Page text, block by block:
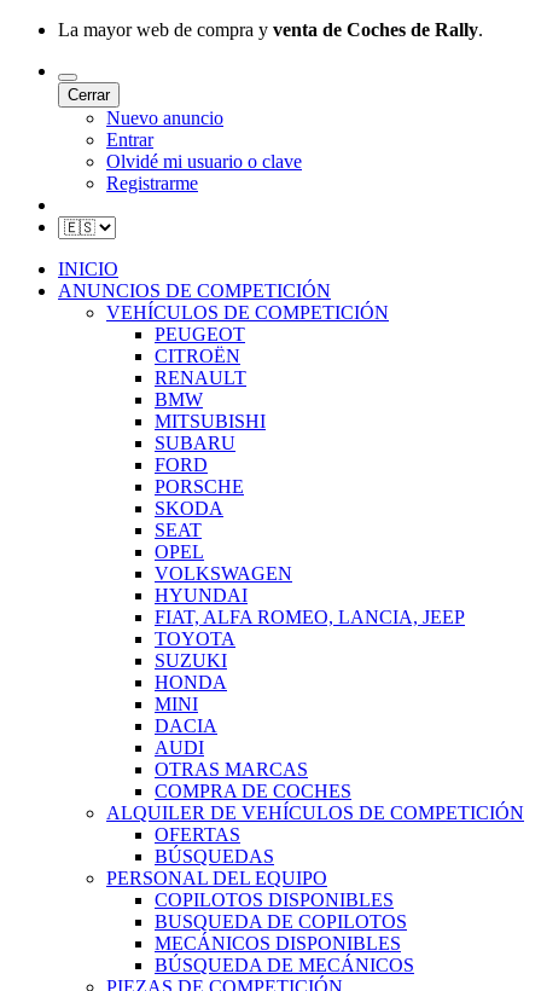
La mayor web de compra y venta de Coches de Rally.
Cerrar
Nuevo anuncio
Entrar
Olvidé mi usuario o clave
Registrarme
INICIO
ANUNCIOS DE COMPETICIÓN
VEHÍCULOS DE COMPETICIÓN
PEUGEOT
CITROËN
RENAULT
BMW
MITSUBISHI
SUBARU
FORD
PORSCHE
SKODA
SEAT
OPEL
VOLKSWAGEN
HYUNDAI
FIAT, ALFA ROMEO, LANCIA, JEEP
TOYOTA
SUZUKI
HONDA
MINI
DACIA
AUDI
OTRAS MARCAS
COMPRA DE COCHES
ALQUILER DE VEHÍCULOS DE COMPETICIÓN
OFERTAS
BÚSQUEDAS
PERSONAL DEL EQUIPO
COPILOTOS DISPONIBLES
BUSQUEDA DE COPILOTOS
MECÁNICOS DISPONIBLES
BÚSQUEDA DE MECÁNICOS
PIEZAS DE COMPETICIÓN